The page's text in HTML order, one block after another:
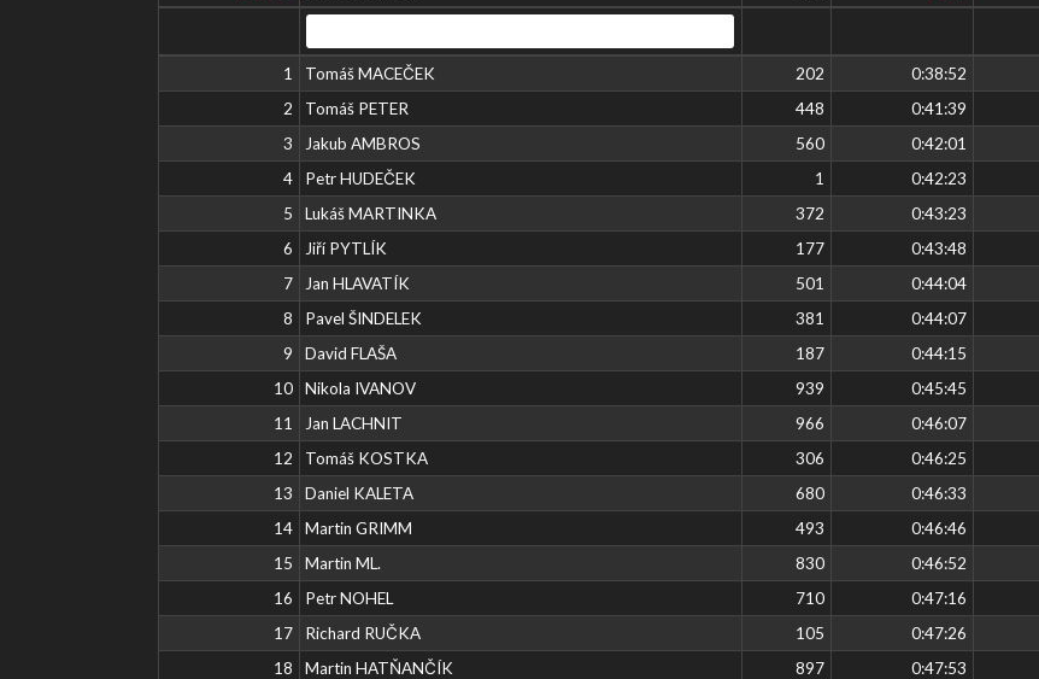
1 Tomáš MACEČEK 202 0:38:52
2
Tomáš PETER 448 0:41:39
3
Jakub AMBROS 560 0:42:01
4
Petr HUDEČEK 1 0:42:23
5
Lukáš MARTINKA 372 0:43:23
6
Jiří PYTLÍK 177 0:43:48
7
Jan HLAVATÍK 501 0:44:04
8
Pavel ŠINDELEK 381 0:44:07
9
David FLAŠA 187 0:44:15
10
Nikola IVANOV 939 0:45:45
11
Jan LACHNIT 966 0:46:07
12
Tomáš KOSTKA 306 0:46:25
13
Daniel KALETA 680 0:46:33
14
Martin GRIMM 493 0:46:46
15
Martin ML. 830 0:46:52
16
Petr NOHEL 710 0:47:16
17
Richard RUČKA 105 0:47:26
18
Martin HATŇANČÍK 897 0:47:53